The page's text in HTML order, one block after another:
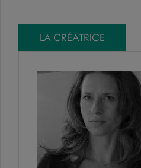
LA CRÉATRICE